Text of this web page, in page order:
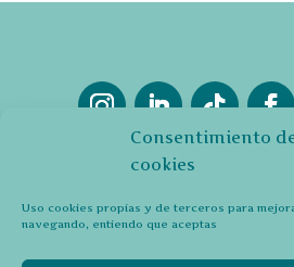
Consentimiento
cookies
Uso cookies propias y de terceros para
navegando, entiendo que aceptas